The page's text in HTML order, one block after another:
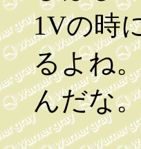
1Vの時
るよね
んだな